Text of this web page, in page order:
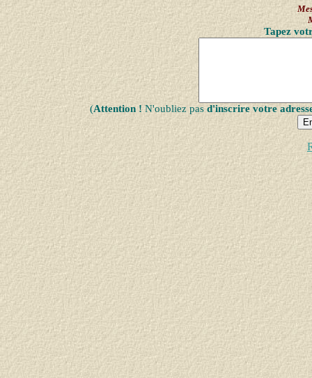
Tapez
(Attention !N'oubliez pas d'inscrire votre